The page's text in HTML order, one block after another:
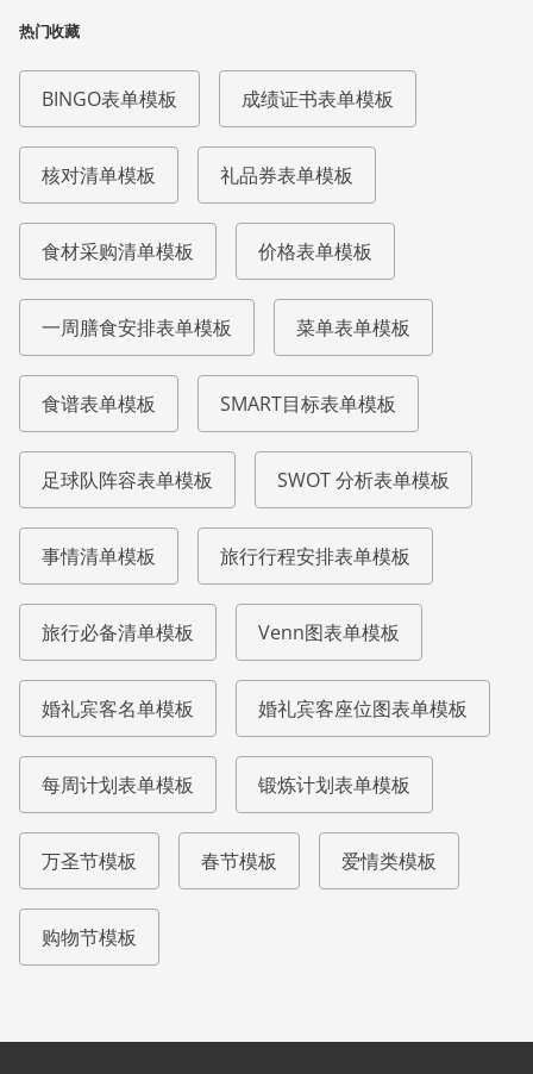
热门收藏
BINGO表单模板 成绩证书表单模板
核对清单模板 礼品券表单模板
食材采购清单模板 价格表单模板
一周膳食安排表单模板 菜单表单模板
食谱表单模板 SMART目标表单模板
足球队阵容表单模板 SWOT 分析表单模板
事情清单模板 旅行行程安排表单模板
旅行必备清单模板 Venn图表单模板
婚礼宾客名单模板 婚礼宾客座位图表单模板
每周计划表单模板 锻炼计划表单模板
万圣节模板 春节模板 爱情类模板
购物节模板